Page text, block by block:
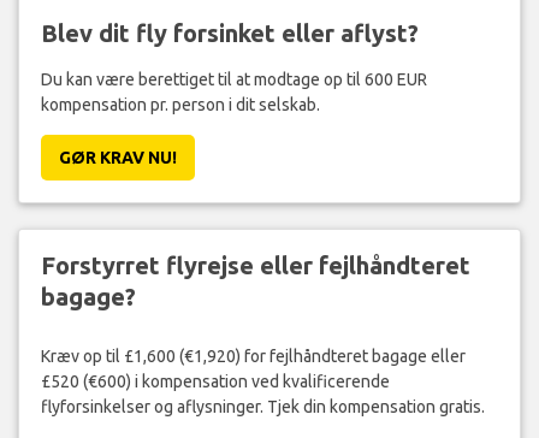
Blev dit fly forsinket eller aflyst?
Du kan være berettiget til at modtage op til 600 EUR
kompensation pr. person i dit selskab.
GØR KRAV NU!
Forstyrret flyrejse eller fejlhåndteret
bagage?
Kræv op til £1,600 (€1,920) for fejlhåndteret bagage eller
£520 (€600) i kompensation ved kvalificerende
flyforsinkelser og aflysninger. Tjek din kompensation gratis.